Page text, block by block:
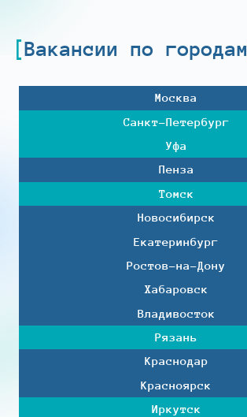
Вакансии по городам
Москва
Санкт-Петербург
Уфа
Пенза
Томск
Новосибирск
Екатеринбург
Ростов-на-Дону
Хабаровск
Владивосток
Рязань
Краснодар
Красноярск
Иркутск